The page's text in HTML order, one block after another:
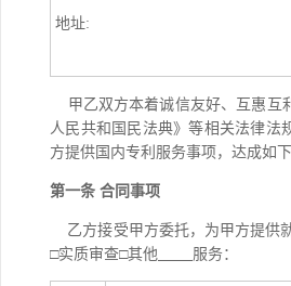
地址:
甲乙双方本着诚信友好、互惠互
人民共和国民法典》等相关法律法
方提供国内专利服务事项， 达成如
第一条 合同事项
乙方接受甲方委托，为甲方提供
□实质审查□其他
服务：